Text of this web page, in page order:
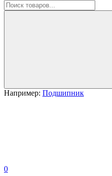
Например: Подшипник
0